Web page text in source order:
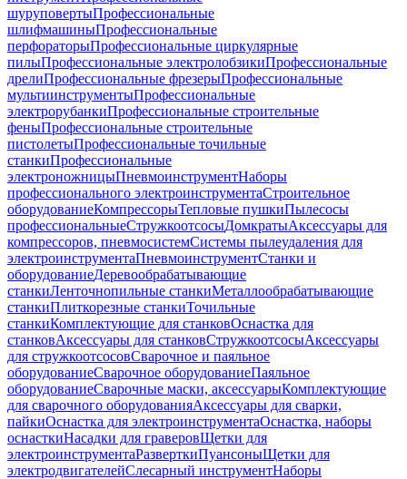
шуруповертыПрофессиональные
шлифмашиныПрофессиональные
перфораторыПрофессиональные циркулярные
пилыПрофессиональные электролобзикиПрофессиональные
дрелиПрофессиональные фрезерыПрофессиональные
мультиинструментыПрофессиональные
электрорубанкиПрофессиональные строительные
феныПрофессиональные строительные
пистолетыПрофессиональные точильные
станкиПрофессиональные
электроножницыПневмоинструментНаборы
профессионального электроинструментаСтроительное
оборудованиеКомпрессорыТепловые пушкиПылесосы
профессиональныеСтружкоотсосыДомкратыАксессуары для
компрессоров, пневмосистемСистемы пылеудаления для
электроинструментаПневмоинструментСтанки и
оборудованиеДеревообрабатывающие
станкиЛенточнопильные станкиМеталлообрабатывающие
станкиПлиткорезные станкиТочильные
станкиКомплектующие для станковОснастка для
станковАксессуары для станковСтружкоотсосыАксессуары
для стружкоотсосовСварочное и паяльное
оборудованиеСварочное оборудованиеПаяльное
оборудованиеСварочные маски, аксессуарыКомплектующие
для сварочного оборудованияАксессуары для сварки,
пайкиОснастка для электроинструментаОснастка, наборы
оснасткиНасадки для граверовЩетки для
электроинструментаРазверткиПуансоныЩетки для
электродвигателейСлесарный инструментНаборы